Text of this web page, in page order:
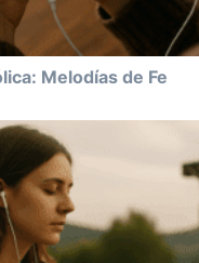
Melodías de Fe